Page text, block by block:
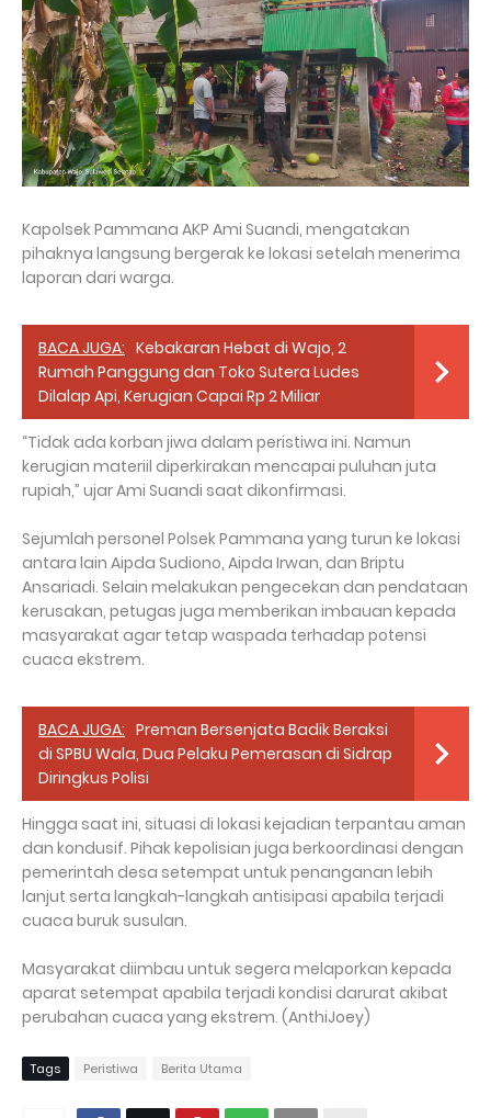
Kapolsek Pammana AKP Ami Suandi, mengatakan
pihaknya langsung bergerak ke lokasi setelah menerima
laporan dari warga.
BACA JUGA: Kebakaran Hebat di Wajo, 2
Rumah Panggung dan Toko Sutera Ludes
Dilalap Api, Kerugian Capai Rp 2 Miliar
“Tidak ada korban jiwa dalam peristiwa ini. Namun
kerugian materiil diperkirakan mencapai puluhan juta
rupiah,” ujar Ami Suandi saat dikonfirmasi.
Sejumlah personel Polsek Pammana yang turun ke lokasi
antara lain Aipda Sudiono, Aipda Irwan, dan Briptu
Ansariadi. Selain melakukan pengecekan dan pendataan
kerusakan, petugas juga memberikan imbauan kepada
masyarakat agar tetap waspada terhadap potensi
cuaca ekstrem.
BACA JUGA: Preman Bersenjata Badik Beraksi
di SPBU Wala, Dua Pelaku Pemerasan di Sidrap
Diringkus Polisi
Hingga saat ini, situasi di lokasi kejadian terpantau aman
dan kondusif. Pihak kepolisian juga berkoordinasi dengan
pemerintah desa setempat untuk penanganan lebih
lanjut serta langkah-langkah antisipasi apabila terjadi
cuaca buruk susulan.
Masyarakat diimbau untuk segera melaporkan kepada
aparat setempat apabila terjadi kondisi darurat akibat
perubahan cuaca yang ekstrem. (AnthiJoey)
Tags Peristiwa Berita Utama